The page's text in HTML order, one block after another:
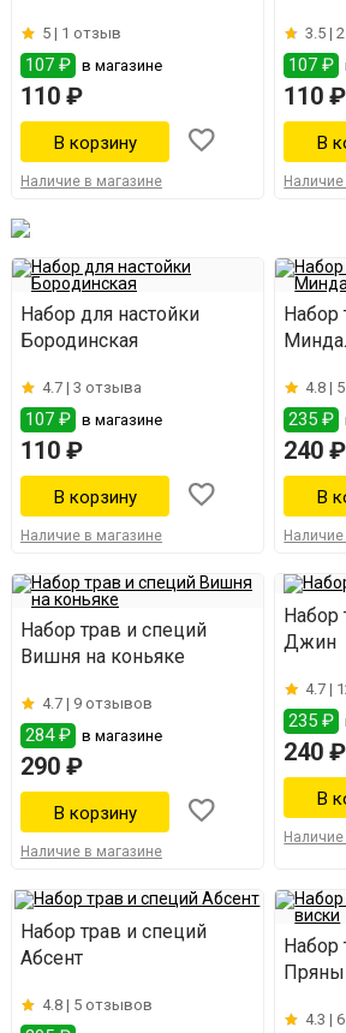
5 | 1 отзыв
107 ₽ в магазине
110 ₽
Наличие в магазине
3.5 |
107 ₽
110 ₽
Набор для настойки
Бородинская
4.7 | 3 отзыва
107 ₽ в магазине
110 ₽
Наличие в магазине
Набор
4.8 |
235 ₽
240 ₽
Набор трав и специй
Вишня на коньяке
4.7 | 9 отзывов
284 ₽ в магазине
290 ₽
Наличие в магазине
Набор
Джин
4.7 |
235 ₽
240 ₽
Набор трав и специй
Абсент
4.8 | 5 отзывов
Набор
4.3 |